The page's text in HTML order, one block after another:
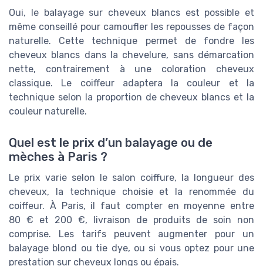
Oui, le balayage sur cheveux blancs est possible et
même conseillé pour camoufler les repousses de façon
naturelle. Cette technique permet de fondre les
cheveux blancs dans la chevelure, sans démarcation
nette, contrairement à une coloration cheveux
classique. Le coiffeur adaptera la couleur et la
technique selon la proportion de cheveux blancs et la
couleur naturelle.
Quel est le prix d’un balayage ou de
mèches à Paris ?
Le prix varie selon le salon coiffure, la longueur des
cheveux, la technique choisie et la renommée du
coiffeur. À Paris, il faut compter en moyenne entre
80 € et 200 €, livraison de produits de soin non
comprise. Les tarifs peuvent augmenter pour un
balayage blond ou tie dye, ou si vous optez pour une
prestation sur cheveux longs ou épais.